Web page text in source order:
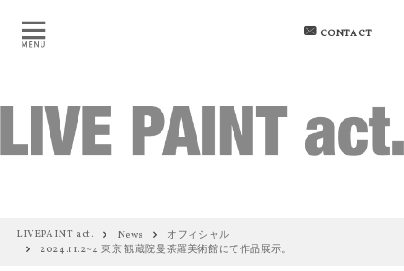
CONTACT
LIVEPAINT act. News
オフィシャル
2024.11.2~4 東京 観蔵院曼荼羅美術館にて作品展示。